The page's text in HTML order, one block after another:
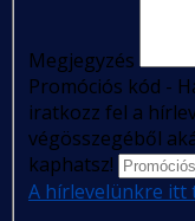
Megjegyzés
Promóciós kód -
iratkozz fel a
végösszegéből
kaphatsz!
A hírlevelünkre itt